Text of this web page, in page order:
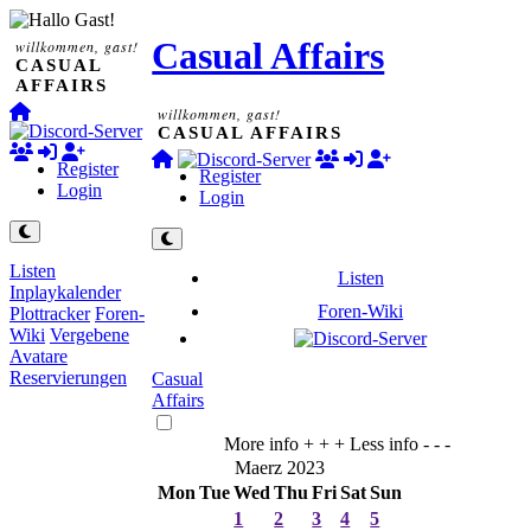
willkommen, gast!
CASUAL
AFFAIRS
Register
Login
Listen
Inplaykalender
Plottracker Foren-
Wiki Vergebene
Avatare
Reservierungen
Casual Affairs
willkommen, gast!
CASUAL AFFAIRS
Register
Login
Listen
Foren-Wiki
Casual
Affairs
More info + + + Less info - - -
Maerz 2023
Mon TueWed Thu FriSatSun
1
2 3 4
5